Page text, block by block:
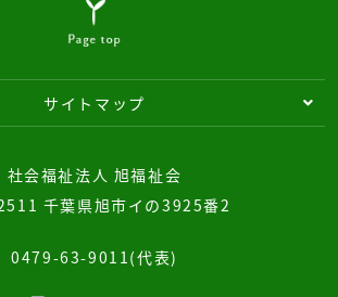
サイトマップ
社会福祉法人 旭福祉会
千葉県旭市イの3925番2
0479-63-9011(代表)